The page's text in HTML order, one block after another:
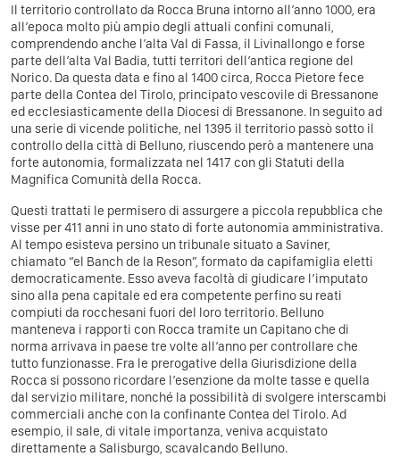
Il territorio controllato da Rocca Bruna intorno all’anno 1000, era
all’epoca molto più ampio degli attuali confini comunali,
comprendendo anche l’alta Val di Fassa, il Livinallongo e forse
parte dell’alta Val Badia, tutti territori dell’antica regione del
Norico. Da questa data e fino al 1400 circa, Rocca Pietore fece
parte della Contea del Tirolo, principato vescovile di Bressanone
ed ecclesiasticamente della Diocesi di Bressanone. In seguito ad
una serie di vicende politiche, nel 1395 il territorio passò sotto il
controllo della città di Belluno, riuscendo però a mantenere una
forte autonomia, formalizzata nel 1417 con gli Statuti della
Magnifica Comunità della Rocca.
Questi trattati le permisero di assurgere a piccola repubblica che
visse per 411 anni in uno stato di forte autonomia amministrativa.
Al tempo esisteva persino un tribunale situato a Saviner,
chiamato “el Banch de la Reson”, formato da capifamiglia eletti
democraticamente. Esso aveva facoltà di giudicare l’imputato
sino alla pena capitale ed era competente perfino su reati
compiuti da rocchesani fuori del loro territorio. Belluno
manteneva i rapporti con Rocca tramite un Capitano che di
norma arrivava in paese tre volte all’anno per controllare che
tutto funzionasse. Fra le prerogative della Giurisdizione della
Rocca si possono ricordare l’esenzione da molte tasse e quella
dal servizio militare, nonché la possibilità di svolgere interscambi
commerciali anche con la confinante Contea del Tirolo. Ad
esempio, il sale, di vitale importanza, veniva acquistato
direttamente a Salisburgo, scavalcando Belluno.